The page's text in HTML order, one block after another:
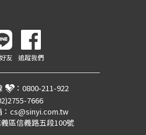
友 追蹤我們
： 0800-211-922
7666
cs@sinyi.com.tw
區信義路五段100號